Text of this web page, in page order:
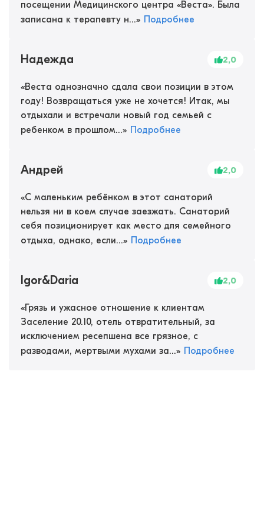
посещении Медицинского центра «Веста». Была
записана к терапевту н...» Подробнее
Надежда 2,0
«Веста однозначно сдала свои позиции в этом
году! Возвращаться уже не хочется! Итак, мы
отдыхали и встречали новый год семьей с
ребенком в прошлом...» Подробнее
Андрей 2,0
«С маленьким ребёнком в этот санаторий
нельзя ни в коем случае заезжать. Санаторий
себя позиционирует как место для семейного
отдыха, однако, если...» Подробнее
Igor&Daria 2,0
«Грязь и ужасное отношение к клиентам
Заселение 20.10, отель отвратительный, за
исключением ресепшена все грязное, с
разводами, мертвыми мухами за...» Подробнее